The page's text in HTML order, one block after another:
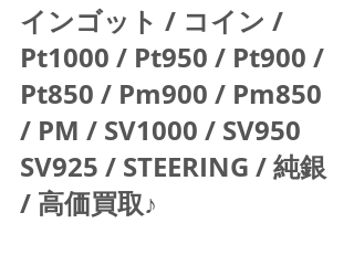
インゴット / コイン /
Pt1000 / Pt950 / Pt900 /
Pt850 / Pm900 / Pm850
/ PM / SV1000 / SV950
SV925 / STEERING / 純銀
/ 高価買取♪